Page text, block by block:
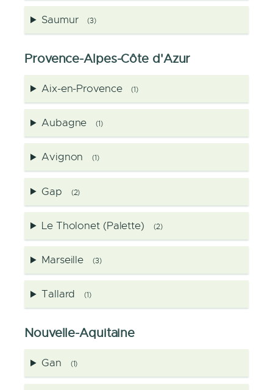
Saumur (3)
Provence-Alpes-Côte d'Azur
Aix-en-Provence (1)
Aubagne (1)
Avignon (1)
Gap (2)
Le Tholonet (Palette) (2)
Marseille (3)
Tallard (1)
Nouvelle-Aquitaine
Gan (1)